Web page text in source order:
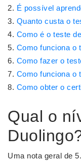
É possível
Quanto custa o
Como é o teste
Como funciona o
Como fazer o
Como funciona o
Como obter o
Qual o
Uma nota geral de